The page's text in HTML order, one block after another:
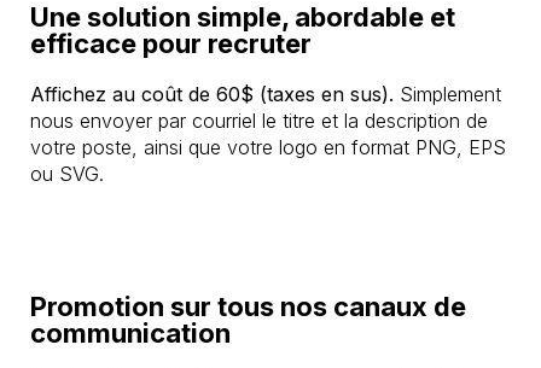
Une solution simple, abordable et
efficace pour recruter
Affichez au coût de 60$ (taxes en sus). Simplement
nous envoyer par courriel le titre et la description de
votre poste, ainsi que votre logo en format PNG, EPS
ou SVG.
Promotion sur tous nos canaux de
communication